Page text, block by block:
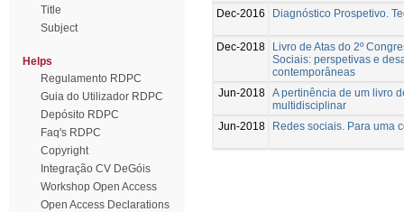
Title
Subject
Helps
Regulamento RDPC
Guia do Utilizador RDPC
Depósito RDPC
Faq's RDPC
Copyright
Integração CV DeGóis
Workshop Open Access
Open Access Declarations
Dec-2016
Diagnóstico Prospetivo.
Dec-2018
Livro de Atas do 2º
Sociais: perspetivas e
contemporâneas
Jun-2018 A pertinência de um livro
multidisciplinar
Jun-2018
Redes sociais. Para uma